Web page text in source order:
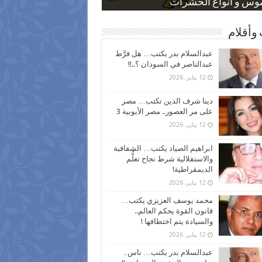
و أنواع الحشرات
بعد ارتفاع الأسعار
نسبة الطلاق في مصر
كاركاتيرية
كاركاتيرية
وأقلام
عبدالسلام بدر يكتب… هل فرَّط
عبدالناصر في السودان ؟..!!
12 يناير، 2026
دينا شرف الدين تكتب… مصر
على مر العصور.. مصر الأيوبية 3
12 يناير، 2026
ابراهيم الصياد يكتب… الشفافية
والاستقلالية شرط نجاح تعلُّم
الديمقراطية!
12 يناير، 2026
محمد يوسف العزيزي يكتب…
قانون القوة يحكم العالم..
والسيادة يتم اختطافها !
12 يناير، 2026
عبدالسلام بدر يكتب… ناس .